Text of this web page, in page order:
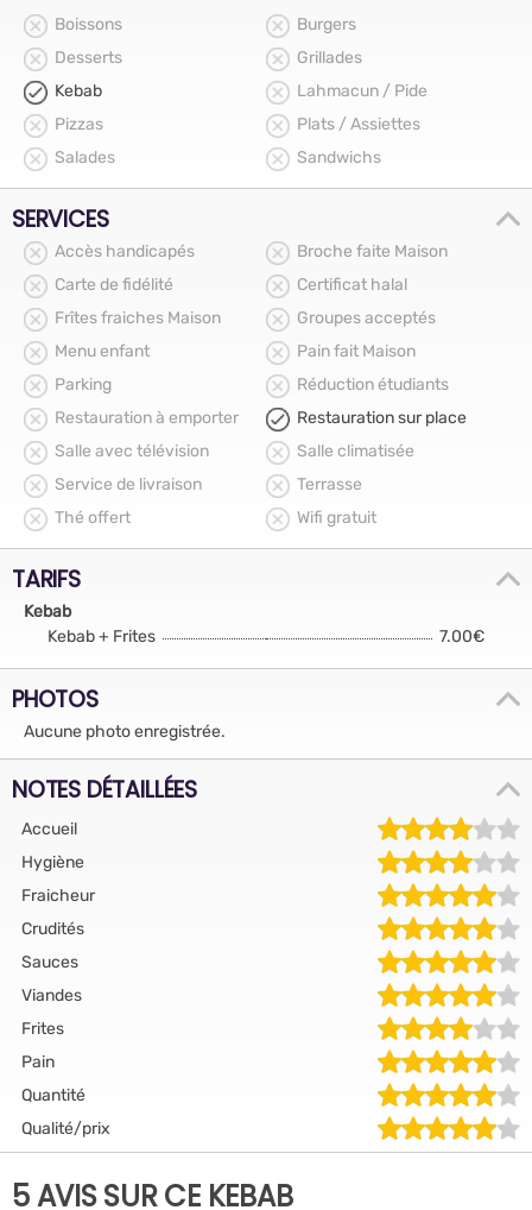
Boissons
Burgers
Desserts
Grillades
Kebab
Lahmacun / Pide
Pizzas
Plats / Assiettes
Salades
Sandwichs
SERVICES
Accès handicapés
Broche faite Maison
Carte de fidélité
Certificat halal
Frîtes fraiches Maison
Groupes acceptés
Menu enfant
Pain fait Maison
Parking
Réduction étudiants
Restauration à emporter
Restauration sur place
Salle avec télévision
Salle climatisée
Service de livraison
Terrasse
Thé offert
Wifi gratuit
TARIFS
Kebab
Kebab + Frites
7.00€
PHOTOS
Aucune photo enregistrée.
NOTES DÉTAILLÉES
Accueil
Hygiène
Fraicheur
Crudités
Sauces
Viandes
Frites
Pain
Quantité
Qualité/prix
5 AVIS SUR CE KEBAB